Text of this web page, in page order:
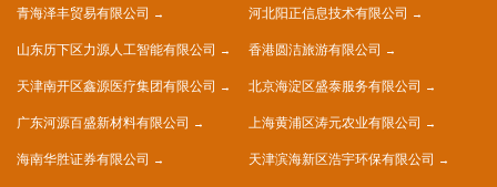
青海泽丰贸易有限公司 河北阳正信息技术有限公司
山东历下区力源人工智能有限公司 香港圆洁旅游有限公司
天津南开区鑫源医疗集团有限公司 北京海淀区盛泰服务有限公司
广东河源百盛新材料有限公司 上海黄浦区涛元农业有限公司
海南华胜证券有限公司 天津滨海新区浩宇环保有限公司